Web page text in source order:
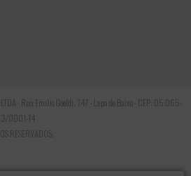
- Rua Emilio Goeldi, 747 - Lapa de Baixo - CEP: 05.065-
0001-14
RESERVADOS.